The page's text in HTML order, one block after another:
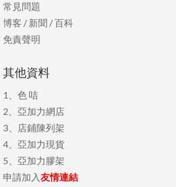
常見問題
博客 / 新聞 /百科
免責聲明
其他資料
1、 色 咭
2、 亞加力網店
3、
店鋪陳列架
4、 亞加力現貨
5、 亞加力膠架
申請加入友情連結